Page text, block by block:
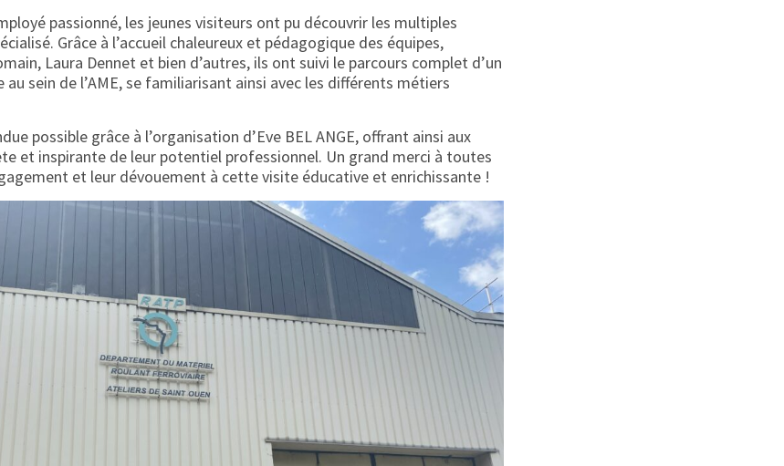
passionné, les jeunes visiteurs ont pu découvrir les multiples
Grâce à l’accueil chaleureux et pédagogique des équipes,
Laura Dennet et bien d’autres, ils ont suivi le parcours complet d’un
sein de l’AME, se familiarisant ainsi avec les différents métiers
possible grâce à l’organisation d’Eve BEL ANGE, offrant ainsi aux
et inspirante de leur potentiel professionnel. Un grand merci à toutes
et leur dévouement à cette visite éducative et enrichissante !